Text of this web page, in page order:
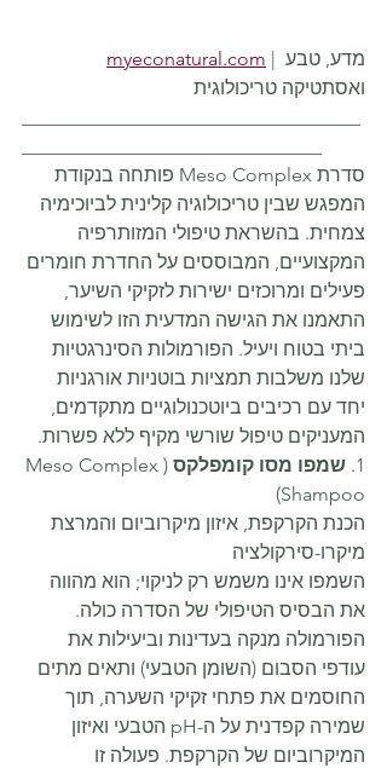
myeconatural.com | מדע, טבע
ואסתטיקה טריכולוגית
סדרת Meso Complex פותחה בנקודת
המפגש שבין טריכולוגיה קלינית לביוכימיה
צמחית. בהשראת טיפולי המזותרפיה
המקצועיים, המבוססים על החדרת חומרים
פעילים ומרוכזים ישירות לזקיקי השיער,
התאמנו את הגישה המדעית הזו לשימוש
ביתי בטוח ויעיל. הפורמולות הסינרגטיות
שלנו משלבות תמציות בוטניות אורגניות
יחד עם רכיבים ביוטכנולוגיים מתקדמים,
המעניקים טיפול שורשי מקיף ללא פשרות.
1. שמפו מסו קומפלקס
(Meso Complex
Shampoo)
הכנת הקרקפת, איזון מיקרוביום והמרצת
מיקרו-סירקולציה
השמפו אינו משמש רק לניקוי; הוא מהווה
את הבסיס הטיפולי של הסדרה כולה.
הפורמולה מנקה בעדינות וביעילות את
עודפי הסבום (השומן הטבעי) ותאים מתים
החוסמים את פתחי זקיקי השערה, תוך
שמירה קפדנית על ה-pH הטבעי ואיזון
המיקרוביום של הקרקפת. פעולה זו